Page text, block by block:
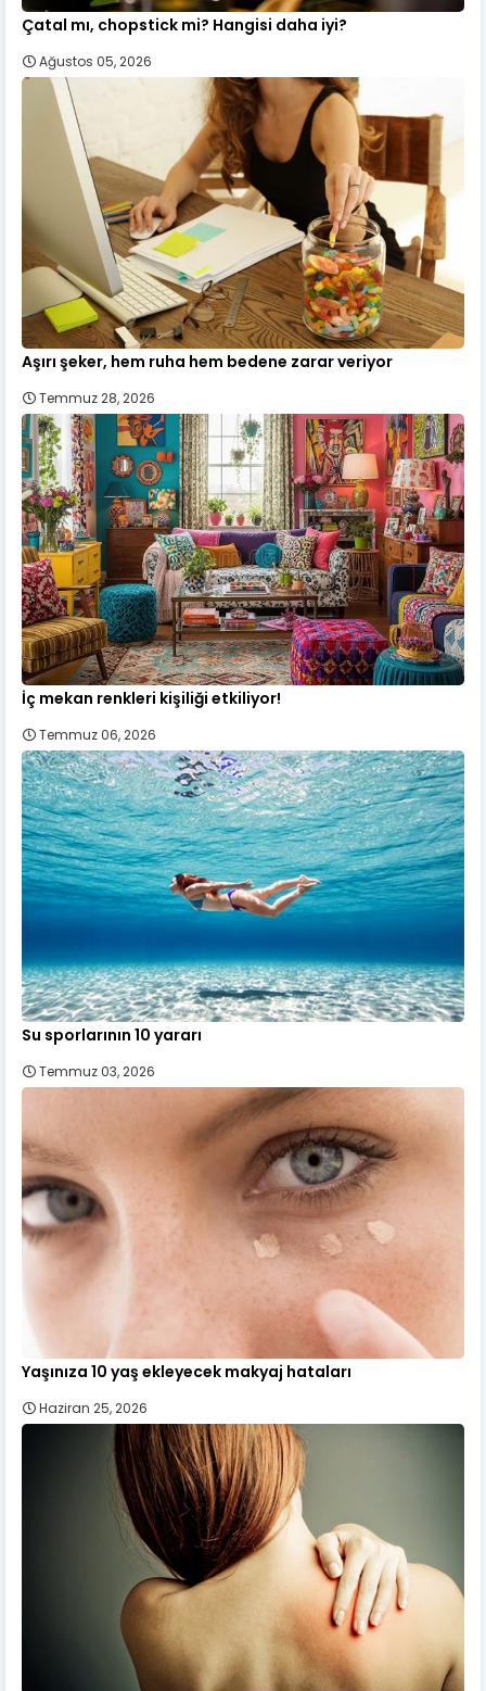
Çatal mı, chopstick mi? Hangisi daha iyi?
Ağustos 05, 2026
Aşırı şeker, hem ruha hem bedene zarar veriyor
Temmuz 28, 2026
İç mekan renkleri kişiliği etkiliyor!
Temmuz 06, 2026
Su sporlarının 10 yararı
Temmuz 03, 2026
Yaşınıza 10 yaş ekleyecek makyaj hataları
Haziran 25, 2026